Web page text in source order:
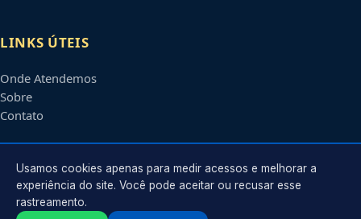
LINKS ÚTEIS
Onde Atendemos
Sobre
Contato
CONTATO
Atendimento em
Usamos cookies apenas para medir acessos e melhorar a
experiência do site. Você pode aceitar ou recusar esse
rastreamento.